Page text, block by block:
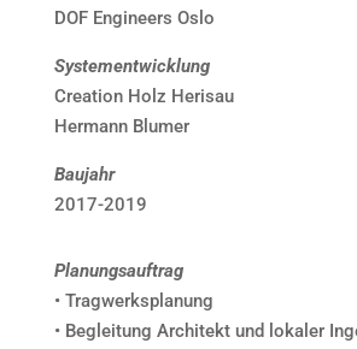
DOF Engineers Oslo
Systementwicklung
Creation Holz Herisau
Hermann Blumer
Baujahr
2017-2019
Planungsauftrag
• Tragwerksplanung
• Begleitung Architekt und lokaler